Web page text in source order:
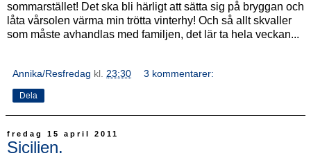
sommarstället! Det ska bli härligt att sätta sig på bryggan och
låta vårsolen värma min trötta vinterhy! Och så allt skvaller
som måste avhandlas med familjen, det lär ta hela veckan...
Annika/Resfredag kl. 23:30 3 kommentarer:
Dela
fredag 15 april 2011
Sicilien.